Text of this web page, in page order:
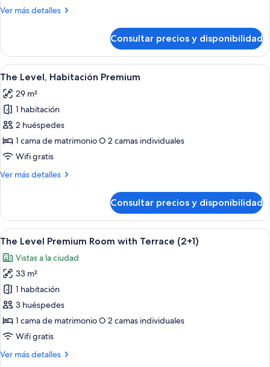
Ver más detalles
Más
Level,
Suite,
terraza
Consultar precios y disponibilidad
Abrir
todas
las
fotos
de
The
Level,
Premium
Una habitación de hotel con cama,
5
The Level, Habitación Premium
29 m²
1 habitación
2 huéspedes
1 cama de matrimonio O 2 camas individuales
Wifi gratis
Ver más detalles
Más
Level,
Habitación
Premium
Consultar precios y disponibilidad
Abrir
todas
las
fotos
de
The
Level
Premium
with
Habitación de hotel con dos camas,
5
The Level Premium Room with Terrace (2+1)
Vistas a la ciudad
33 m²
1 habitación
3 huéspedes
1 cama de matrimonio O 2 camas individuales
Wifi gratis
Ver más detalles
Más